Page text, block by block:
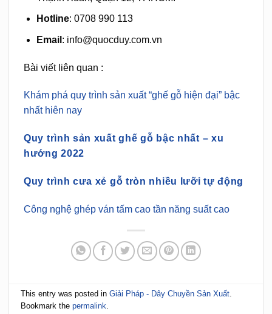
Hotline: 0708 990 113
Email : info@quocduy.com.vn
Bài viết liên quan :
Khám phá quy trình sản xuất “ghế gỗ hiện đại” bậc
nhất hiên nay
Quy trình sản xuất ghế gỗ bậc nhất – xu
hướng 2022
Quy trình cưa xẻ gỗ tròn nhiều lưỡi tự động
Công nghệ ghép ván tấm cao tần năng suất cao
This entry was posted inGiải Pháp - Dây Chuyền Sản Xuất.
Bookmark thepermalink.